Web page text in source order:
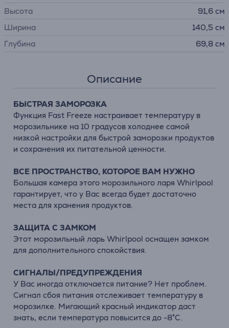
Высота
91,6 см
Ширина
140,5 см
Глубина
69,8 см
Описание
БЫСТРАЯ ЗАМОРОЗКА
Функция Fast Freeze настраивает температуру в
морозильнике на 10 градусов холоднее самой
низкой настройки для быстрой заморозки продуктов
и сохранения их питательной ценности.
ВСЕ ПРОСТРАНСТВО, КОТОРОЕ ВАМ НУЖНО
Большая камера этого морозильного ларя Whirlpool
гарантирует, что у Вас всегда будет достаточно
места для хранения продуктов.
ЗАЩИТА С ЗАМКОМ
Этот морозильный ларь Whirlpool оснащен замком
для дополнительного спокойствия.
СИГНАЛЫ/ПРЕДУПРЕЖДЕНИЯ
У Вас иногда отключается питание? Нет проблем.
Сигнал сбоя питания отслеживает температуру в
морозилке. Мигающий красный индикатор даст
знать, если температура повысится до -8°C.